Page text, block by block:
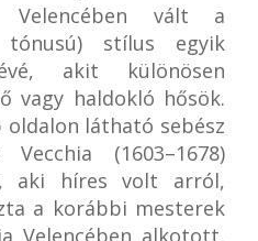
vált a
tónusú) stílus egyik
akit különösen
vagy haldokló hősök.
oldalon látható sebész
(1603–1678)
aki híres volt arról,
a korábbi mesterek
Velencében alkotott,